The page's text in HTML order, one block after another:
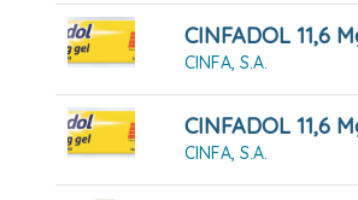
CINFA, S.A.
CINFA, S.A.